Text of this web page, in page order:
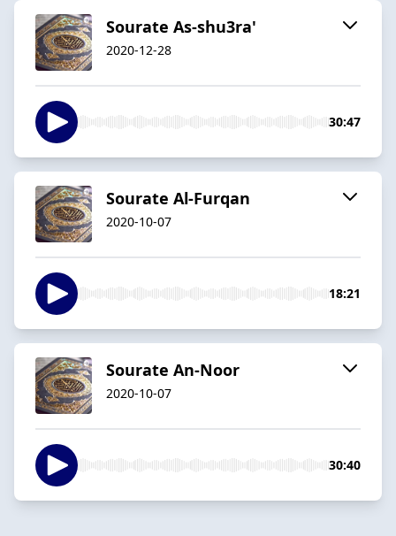
Sourate As-shu3ra'
2020-12-28
30:47
Sourate Al-Furqan
2020-10-07
18:21
Sourate An-Noor
2020-10-07
30:40